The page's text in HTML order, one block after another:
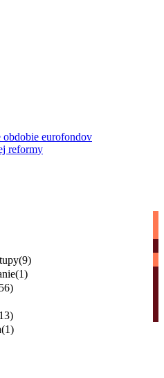
eurofondov
reformy
(9)
(1)
(1)